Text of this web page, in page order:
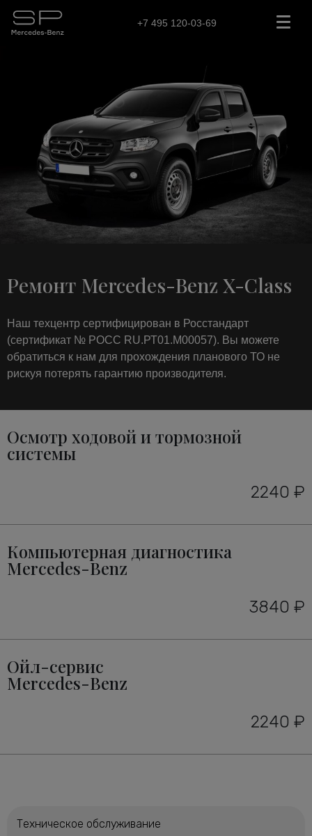
+7 495 120-03-69
Ремонт Mercedes-Benz X-Class
Наш техцентр сертифицирован в Росстандарт
(сертификат № РОСС RU.РТ01.М00057). Вы можете
обратиться к нам для прохождения планового ТО не
рискуя потерять гарантию производителя.
Осмотр ходовой и тормозной
системы
2240 ₽
Компьютерная диагностика
Mercedes-Benz
3840 ₽
Ойл-сервис
Mercedes-Benz
2240 ₽
Техническое обслуживание